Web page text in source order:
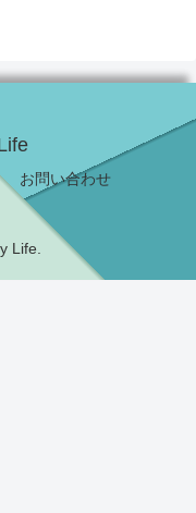
お問い合わせ
Life.